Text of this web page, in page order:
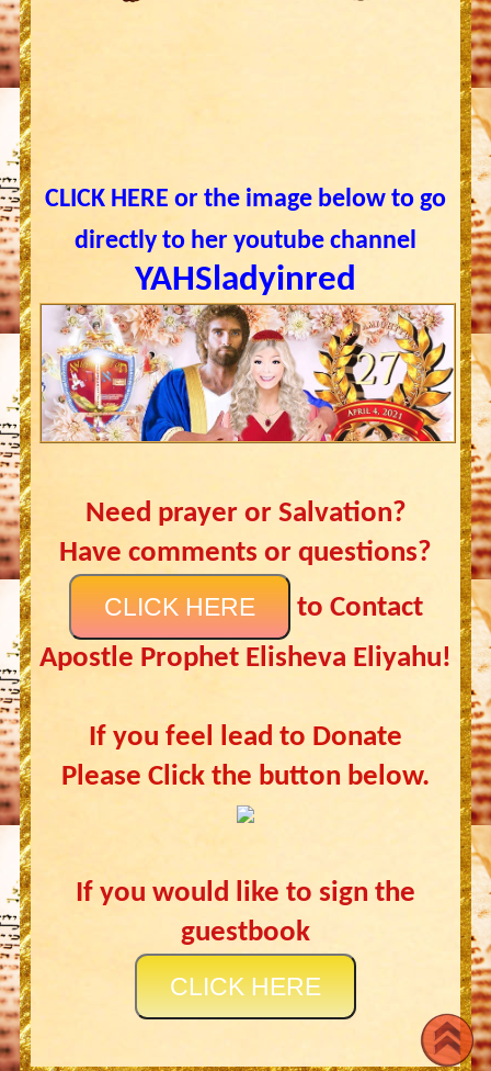
CLICK HERE or the image below to go
directly to her youtube channel
YAHSladyinred
Need prayer or Salvation?
Have comments or questions?
CLICK HERE
to Contact
Apostle Prophet Elisheva Eliyahu!
If you feel lead to Donate
Please Click the button below.
If you would like to sign the
guestbook
CLICK HERE